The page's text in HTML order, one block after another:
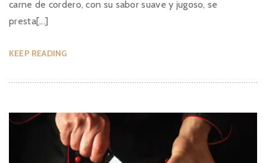
carne de cordero, con su sabor suave y jugoso, se
presta[...]
KEEP READING